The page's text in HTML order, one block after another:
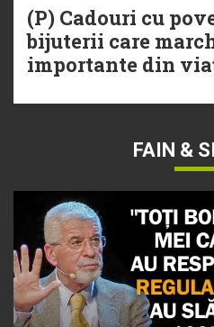
(P) Cadouri cu
bijuterii care
importante din
FAIN &